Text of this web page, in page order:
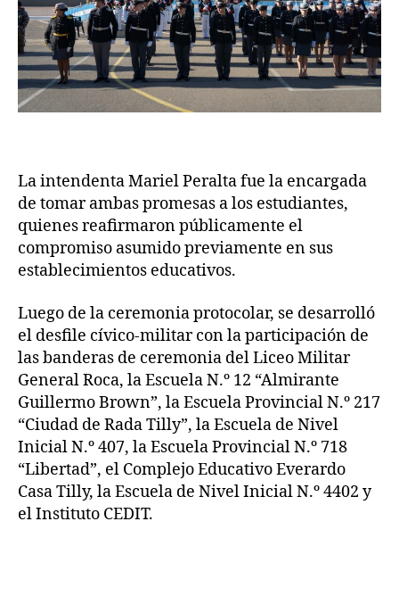
La intendenta Mariel Peralta fue la encargada
de tomar ambas promesas a los estudiantes,
quienes reafirmaron públicamente el
compromiso asumido previamente en sus
establecimientos educativos.
Luego de la ceremonia protocolar, se desarrolló
el desfile cívico-militar con la participación de
las banderas de ceremonia del Liceo Militar
General Roca, la Escuela N.º 12 “Almirante
Guillermo Brown”, la Escuela Provincial N.º 217
“Ciudad de Rada Tilly”, la Escuela de Nivel
Inicial N.º 407, la Escuela Provincial N.º 718
“Libertad”, el Complejo Educativo Everardo
Casa Tilly, la Escuela de Nivel Inicial N.º 4402 y
el Instituto CEDIT.